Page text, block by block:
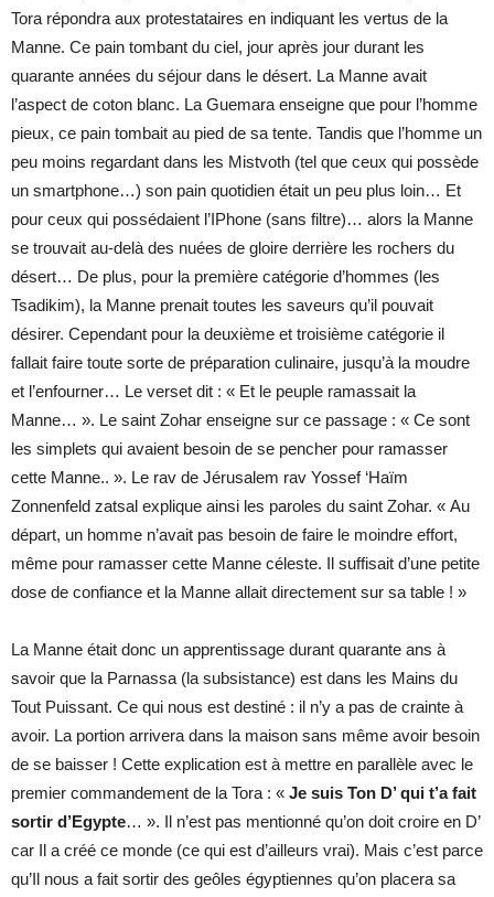
Tora répondra aux protestataires en indiquant les vertus de la
Manne. Ce pain tombant du ciel, jour après jour durant les
quarante années du séjour dans le désert. La Manne avait
l’aspect de coton blanc. La Guemara enseigne que pour l’homme
pieux, ce pain tombait au pied de sa tente. Tandis que l’homme un
peu moins regardant dans les Mistvoth (tel que ceux qui possède
un smartphone…) son pain quotidien était un peu plus loin… Et
pour ceux qui possédaient l’IPhone (sans filtre)… alors la Manne
se trouvait au-delà des nuées de gloire derrière les rochers du
désert… De plus, pour la première catégorie d’hommes (les
Tsadikim), la Manne prenait toutes les saveurs qu’il pouvait
désirer. Cependant pour la deuxième et troisième catégorie il
fallait faire toute sorte de préparation culinaire, jusqu’à la moudre
et l’enfourner… Le verset dit : « Et le peuple ramassait la
Manne… ». Le saint Zohar enseigne sur ce passage : « Ce sont
les simplets qui avaient besoin de se pencher pour ramasser
cette Manne.. ». Le rav de Jérusalem rav Yossef ‘Haïm
Zonnenfeld zatsal explique ainsi les paroles du saint Zohar. « Au
départ, un homme n’avait pas besoin de faire le moindre effort,
même pour ramasser cette Manne céleste. Il suffisait d’une petite
dose de confiance et la Manne allait directement sur sa table ! »
La Manne était donc un apprentissage durant quarante ans à
savoir que la Parnassa (la subsistance) est dans les Mains du
Tout Puissant. Ce qui nous est destiné : il n’y a pas de crainte à
avoir. La portion arrivera dans la maison sans même avoir besoin
de se baisser ! Cette explication est à mettre en parallèle avec le
premier commandement de la Tora : « Je suis Ton D’ qui t’a fait
sortir d’Egypte… ». Il n’est pas mentionné qu’on doit croire en D’
car Il a créé ce monde (ce qui est d’ailleurs vrai). Mais c’est parce
qu’Il nous a fait sortir des geôles égyptiennes qu’on placera sa